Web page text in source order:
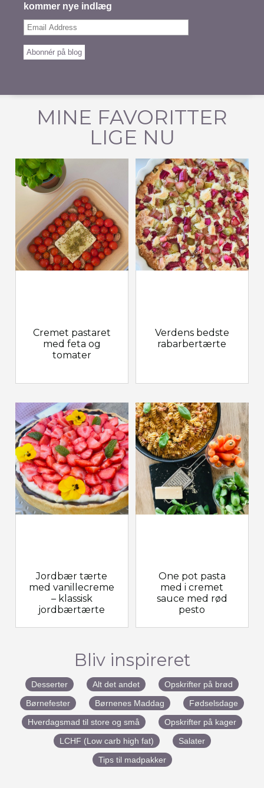
kommer nye indlæg
Email
Abonnér på blog
MINE FAVORITTER
LIGE NU
Cremet pastaret
med feta og
tomater
Jordbær tærte
med vanillecreme
– klassisk
jordbærtærte
Verdens bedste
rabarbertærte
One pot pasta
med i cremet
sauce med rød
pesto
Bliv inspireret
Desserter Alt det andet
Opskrifter på brød
Børnefester
Børnenes Maddag
Fødselsdage
Hverdagsmad til store og små
Opskrifter på kager
LCHF (Low carb high fat)
Salater
Tips til madpakker